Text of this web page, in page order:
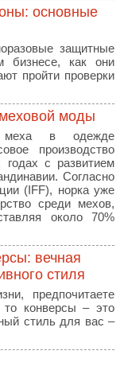
основные
защитные
бизнесе, как они
пройти проверки
моды
меха в одежде
производство
с развитием
Согласно
(IFF), норка уже
среди мехов,
около 70%
вечная
стиля
предпочитаете
конверсы – это
стиль для вас –